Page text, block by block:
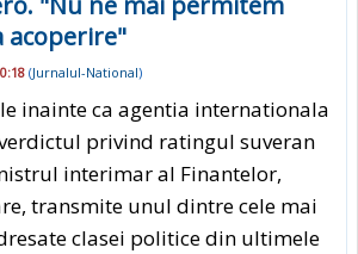
acoperire"
(Jurnalul-National)
inainte ca agentia internationala
privind ratingul suveran
interimar al Finantelor,
transmite unul dintre cele mai
clasei politice din ultimele